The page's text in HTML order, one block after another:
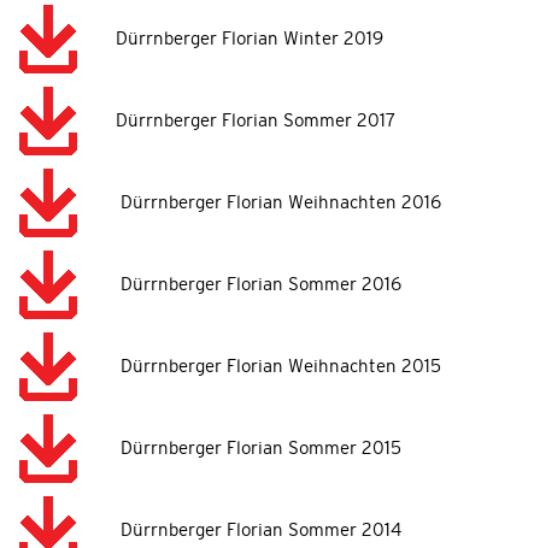
Dürrnberger Florian Winter 2019
Dürrnberger Florian Sommer 2017
Dürrnberger Florian Weihnachten 2016
Dürrnberger Florian Sommer 2016
Dürrnberger Florian Weihnachten 2015
Dürrnberger Florian Sommer 2015
Dürrnberger Florian Sommer 2014